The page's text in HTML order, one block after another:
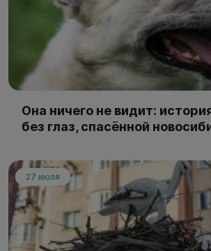
Она ничего не видит:
без глаз, спасённой
27 июля